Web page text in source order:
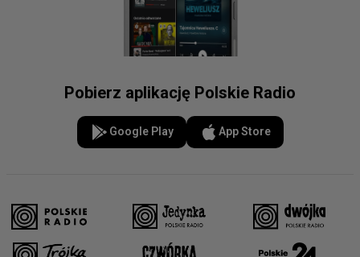
Pobierz aplikację Polskie Radio
Google Play App Store